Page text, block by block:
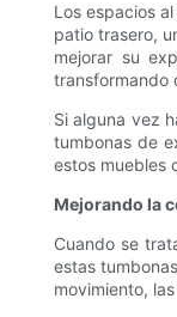
Los espacios
patio trasero,
mejorar su
transformando
Si alguna vez
tumbonas de
estos muebles
Mejorando la
Cuando se
estas
movimiento,